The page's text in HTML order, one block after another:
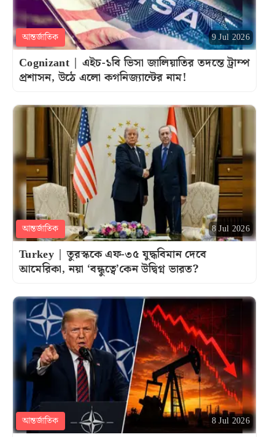
আন্তর্জাতিক 9 Jul 2026
Cognizant | এইচ-১বি ভিসা জালিয়াতির তদন্তে ট্রাম্প
প্রশাসন, উঠে এলো কগনিজ্যান্টের নাম!
আন্তর্জাতিক 8 Jul 2026
Turkey | তুরস্ককে এফ-৩৫ যুদ্ধবিমান দেবে
আমেরিকা, নয়া ‘বন্ধুত্বে’কেন উদ্বিগ্ন ভারত?
আন্তর্জাতিক 8 Jul 2026